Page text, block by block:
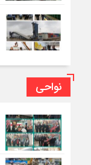
نواحی